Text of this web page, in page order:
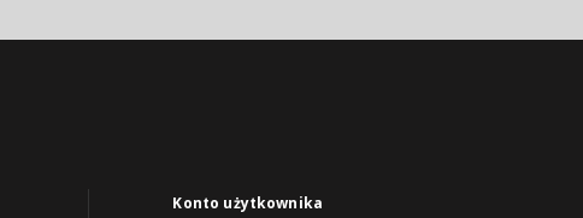
Konto użytkownika